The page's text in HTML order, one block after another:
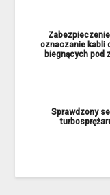
oznaczanie kabli
biegnących pod
Sprawdzony